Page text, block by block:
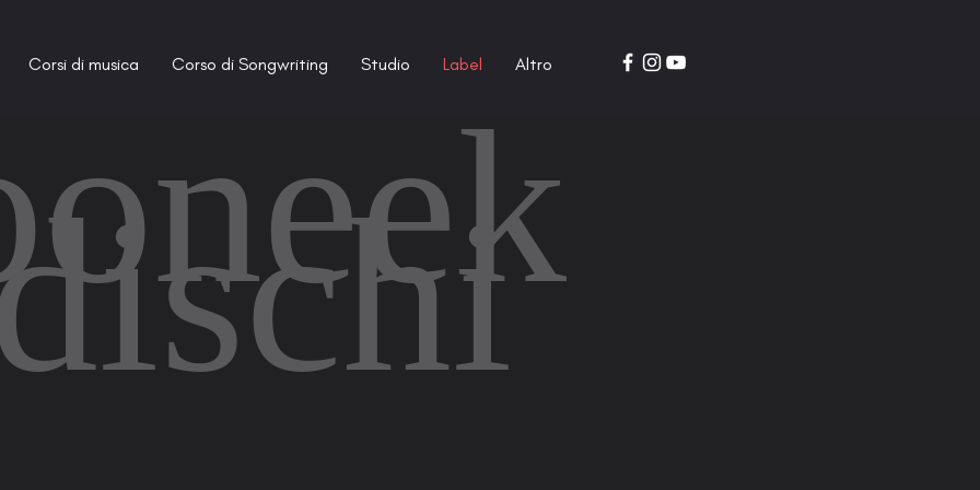
Corsi di musica Corso di Songwriting Studio Label Altro